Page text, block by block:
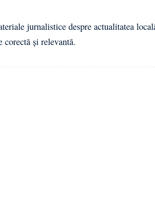
jurnalistice despre actualitatea
corectă și relevantă.